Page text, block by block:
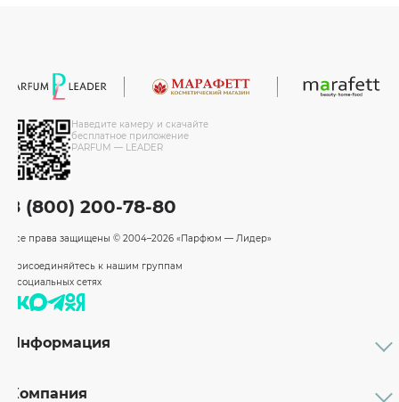
Наведите камеру и скачайте
бесплатное приложение
PARFUM — LEADER
8 (800) 200-78-80
Все права защищены © 2004–2026 «Парфюм — Лидер»
Присоединяйтесь к нашим группам
в социальных сетях
Информация
Бренды
Компания